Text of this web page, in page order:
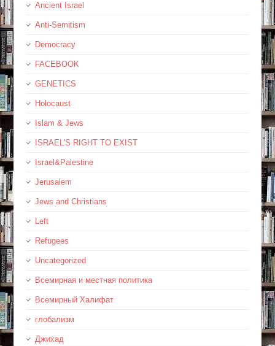
Ancient Israel
Anti-Semitism
Democracy
FACEBOOK
GENETICS
Holocaust
Islam & Jews
ISRAEL'S RIGHT TO EXIST
Israel&Palestine
Jerusalem
Jews and Christians
Left
Refugees
Uncategorized
Всемирная и местная политика
Всемирный Халифат
глобализм
Джихад